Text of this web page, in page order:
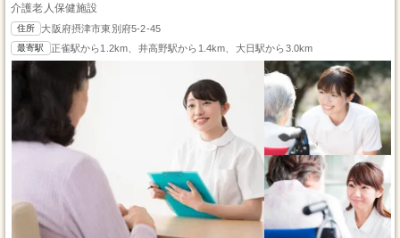
介護老人保健施設
住所 大阪府摂津市東別府5-2-45
最寄駅 正雀駅から1.2km、井高野駅から1.4km、大日駅から3.0km